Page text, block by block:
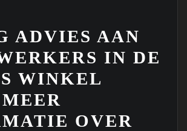
ADVIES AAN
IN DE
WINKEL
OVER